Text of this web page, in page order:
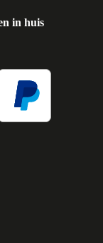
in huis